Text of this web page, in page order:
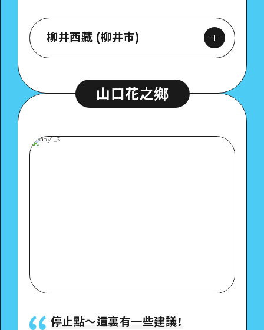
柳井西藏 (柳井市)
Google Maps
山口花之鄉
停止點〜這裏有一些建議！